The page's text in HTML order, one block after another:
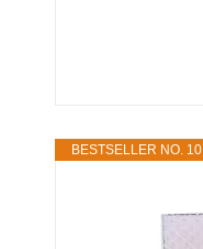
BESTSELLER NO. 10